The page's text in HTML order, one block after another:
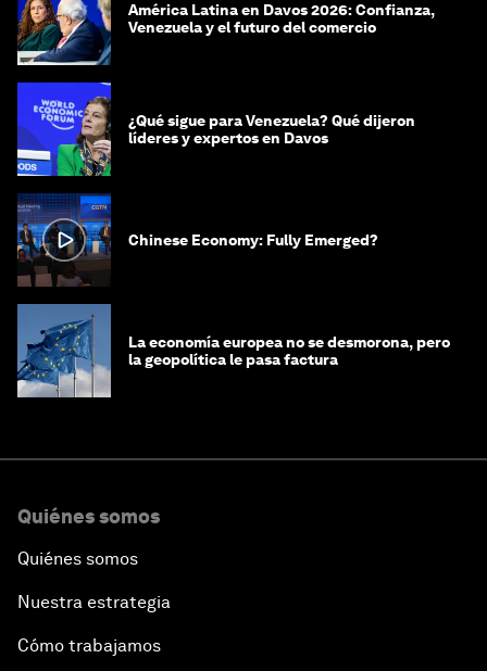
América Latina en Davos 2026: Confianza,
Venezuela y el futuro del comercio
¿Qué sigue para Venezuela? Qué dijeron
líderes y expertos en Davos
Chinese Economy: Fully Emerged?
La economía europea no se desmorona, pero
la geopolítica le pasa factura
Quiénes somos
Quiénes somos
Nuestra estrategia
Cómo trabajamos